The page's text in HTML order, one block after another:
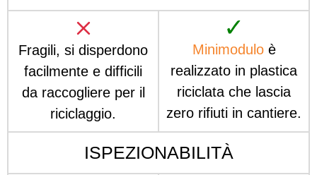
Fragili, si disperdono
facilmente e difficili
da raccogliere per il
riciclaggio.
✓
Minimoduloè
realizzato in plastica
riciclata che lascia
zero rifiuti in cantiere.
ISPEZIONABILITÀ